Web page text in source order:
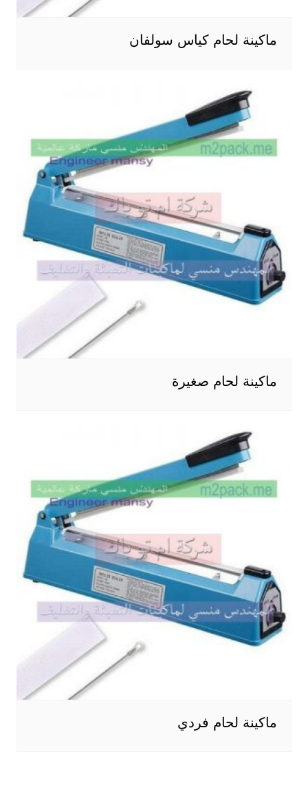
ماكينة لحام كياس سولفان
ماكينة لحام صغيرة
ماكينة لحام فردي